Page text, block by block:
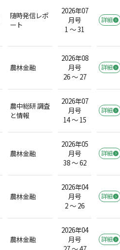
随時発信レポ
ート
2026年07
月号
1 ～ 31
詳細
農林金融
2026年08
月号
26 ～ 27
詳細
農中総研 調査
と情報
2026年07
月号
14 ～ 15
詳細
農林金融
2026年05
月号
38 ～ 62
詳細
農林金融
2026年04
月号
2 ～ 26
詳細
農林金融
2026年04
月号
詳細